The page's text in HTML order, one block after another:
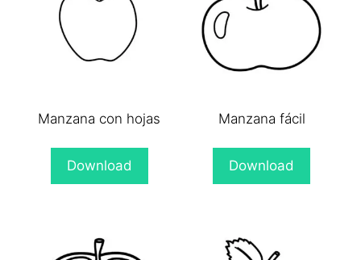
Manzana con hojas
Download
Manzana fácil
Download